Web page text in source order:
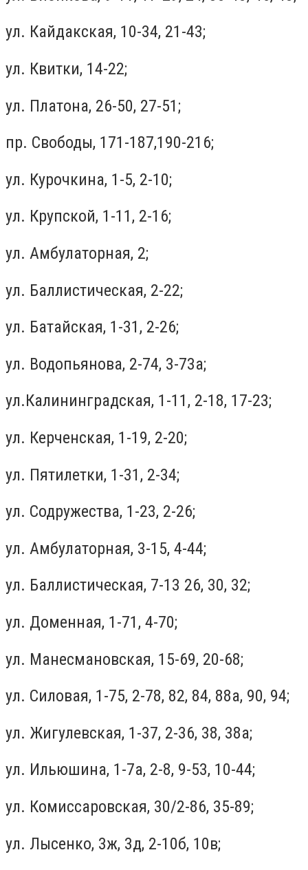
ул. Кайдакская, 10-34, 21-43;
ул. Квитки, 14-22;
ул. Платона, 26-50, 27-51;
пр. Свободы, 171-187,190-216;
ул. Курочкина, 1-5, 2-10;
ул. Крупской, 1-11, 2-16;
ул. Амбулаторная, 2;
ул. Баллистическая, 2-22;
ул. Батайская, 1-31, 2-26;
ул. Водопьянова, 2-74, 3-73а;
ул.Калининградская, 1-11, 2-18, 17-23;
ул. Керченская, 1-19, 2-20;
ул. Пятилетки, 1-31, 2-34;
ул. Содружества, 1-23, 2-26;
ул. Амбулаторная, 3-15, 4-44;
ул. Баллистическая, 7-13 26, 30, 32;
ул. Доменная, 1-71, 4-70;
ул. Манесмановская, 15-69, 20-68;
ул. Силовая, 1-75, 2-78, 82, 84, 88a, 90, 94;
ул. Жигулевская, 1-37, 2-36, 38, 38а;
ул. Ильюшина, 1-7а, 2-8, 9-53, 10-44;
ул. Комиссаровская, 30/2-86, 35-89;
ул. Лысенко, 3ж, 3д, 2-10б, 10в;